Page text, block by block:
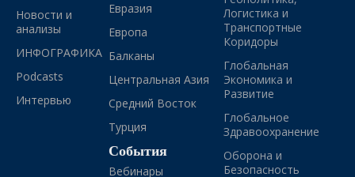
Новости и
анализы
ИНФОГРАФИКА
Podcasts
Интервью
Евразия
Европа
Балканы
Центральная Азия
Средний Восток
Турция
События
Вебинары
Логистика и
Транспортные
Коридоры
Глобальная
Экономика и
Развитие
Глобальное
Здравоохранение
Оборона и
Безопасность